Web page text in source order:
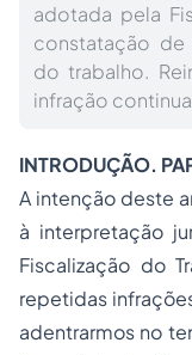
adotada pela
constatação de
do trabalho.
infração
INTRODUÇÃO.
A intenção deste
à interpretação
Fiscalização do
repetidas
adentrarmos no